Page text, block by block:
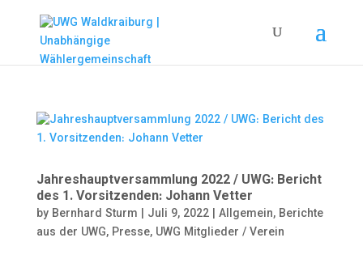
Jahreshauptversammlung 2022 / UWG: Bericht
des 1. Vorsitzenden: Johann Vetter
by Bernhard Sturm | Juli 9, 2022| Allgemein, Berichte
aus der UWG, Presse, UWG Mitglieder / Verein